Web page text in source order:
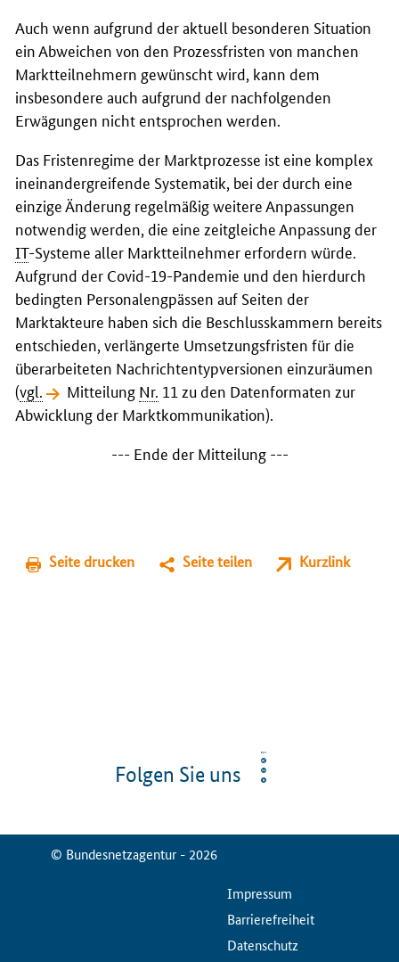
Auch wenn aufgrund der aktuell besonderen Situation
ein Abweichen von den Prozessfristen von manchen
Marktteilnehmern gewünscht wird, kann dem
insbesondere auch aufgrund der nachfolgenden
Erwägungen nicht entsprochen werden.
Das Fristenregime der Marktprozesse ist eine komplex
ineinandergreifende Systematik, bei der durch eine
einzige Änderung regelmäßig weitere Anpassungen
notwendig werden, die eine zeitgleiche Anpassung der
IT-Systeme aller Marktteilnehmer erfordern würde.
Aufgrund der Covid-19-Pandemie und den hierdurch
bedingten Personalengpässen auf Seiten der
Marktakteure haben sich die Beschlusskammern bereits
entschieden, verlängerte Umsetzungsfristen für die
überarbeiteten Nachrichtentypversionen einzuräumen
(vgl. Mitteilung Nr. 11 zu den Datenformaten zur
Abwicklung der Marktkommunikation).
--- Ende der Mitteilung ---
Seite drucken Seite teilen Kurzlink
Folgen Sie uns
© Bundesnetzagentur - 2026
ServiceMenuImpressum
Barrierefreiheit
Datenschutz